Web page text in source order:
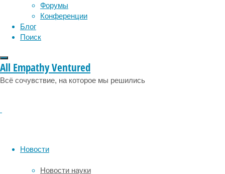
Форумы
Конференции
Блог
Поиск
All Empathy Ventured
Всё сочувствие, на которое мы решились
Новости
Новости науки
современного
вида
и
рода
чьи
сон социальные проблемы
физиология